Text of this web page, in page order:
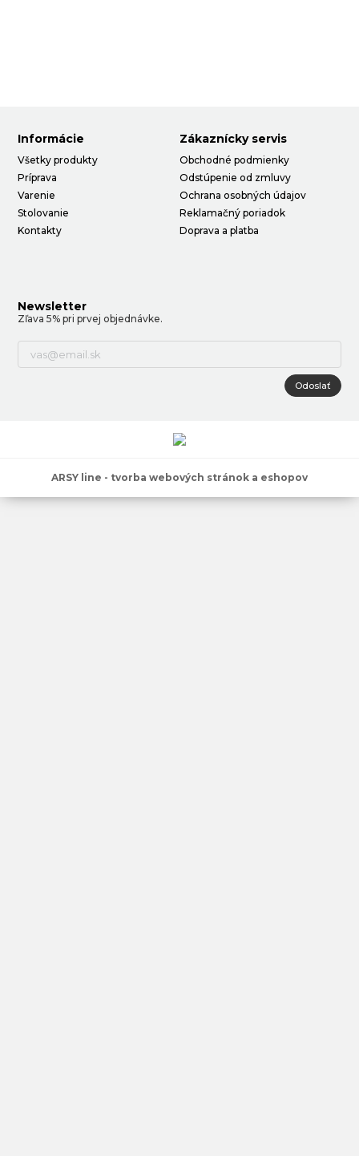
Informácie
Všetky produkty
Príprava
Varenie
Stolovanie
Kontakty
Zákaznícky servis
Obchodné podmienky
Odstúpenie od zmluvy
Ochrana osobných údajov
Reklamačný poriadok
Doprava a platba
Newsletter
Zľava 5% pri prvej objednávke.
Odoslať
ARSY line - tvorba webových stránok a eshopov